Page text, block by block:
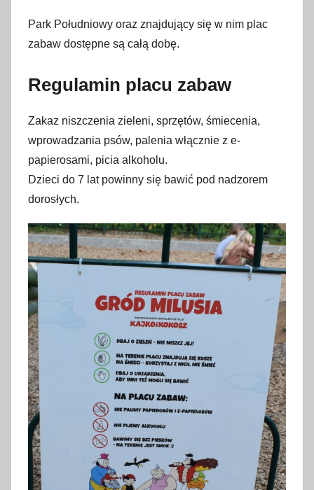
Park Południowy oraz znajdujący się w nim plac
zabaw dostępne są całą dobę.
Regulamin placu zabaw
Zakaz niszczenia zieleni, sprzętów, śmiecenia,
wprowadzania psów, palenia włącznie z e-
papierosami, picia alkoholu.
Dzieci do 7 lat powinny się bawić pod nadzorem
dorosłych.